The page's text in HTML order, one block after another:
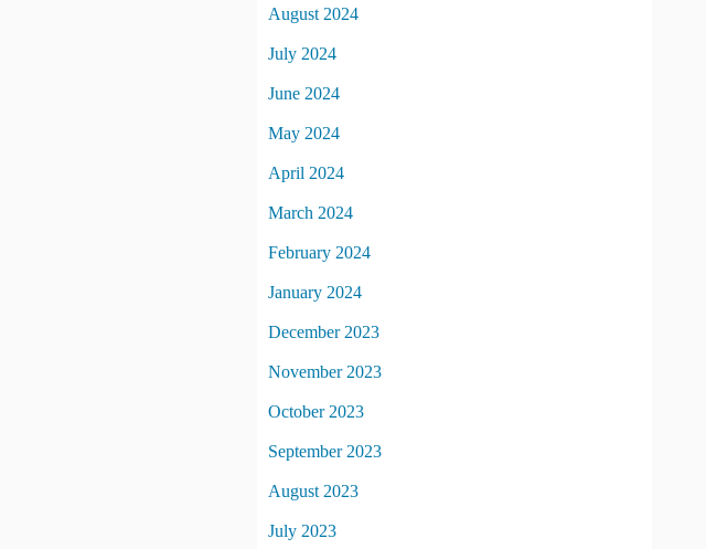
August 2024
July 2024
June 2024
May 2024
April 2024
March 2024
February 2024
January 2024
December 2023
November 2023
October 2023
September 2023
August 2023
July 2023